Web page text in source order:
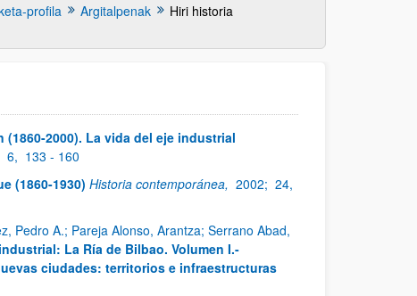
profila Argitalpenak Hiri historia
2000). La vida del eje industrial
6, 133 - 160
(1860-1930) Historia contemporánea, 2002; 24,
Pedro A.; Pareja Alonso, Arantza; Serrano Abad,
La Ría de Bilbao. Volumen I.-
ciudades: territorios e infraestructuras